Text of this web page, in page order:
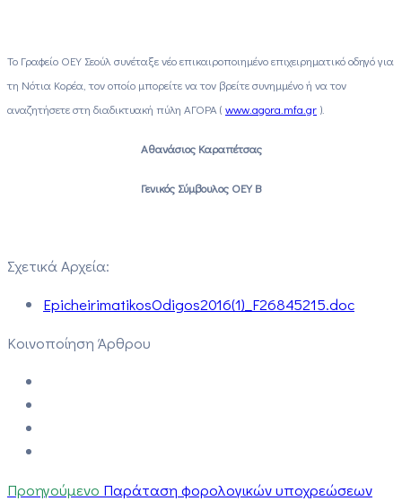
Το Γραφείο ΟΕΥ Σεούλ συνέταξε νέο επικαιροποιημένο επιχειρηματικό οδηγό για
τη Νότια Κορέα, τον οποίο μπορείτε να τον βρείτε συνημμένο ή να τον
αναζητήσετε στη διαδικτυακή πύλη ΑΓΟΡΑ ( wwwagora mfa gr ).
Αθανάσιος Καραπέτσας
Γενικός Σύμβουλος ΟΕΥ Β
Σχετικά Αρχεία:
EpicheirimatikosOdigos2016(1)_F26845215.doc
Κοινοποίηση Άρθρου
Προηγούμενο Παράταση φορολογικών υποχρεώσεων